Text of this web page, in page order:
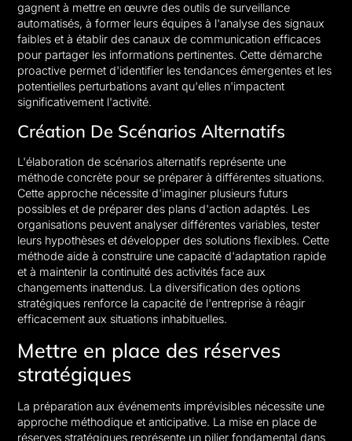
gagnent à mettre en œuvre des outils de surveillance
automatisés, à former leurs équipes à l'analyse des signaux
faibles et à établir des canaux de communication efficaces
pour partager les informations pertinentes. Cette démarche
proactive permet d'identifier les tendances émergentes et les
potentielles perturbations avant qu'elles n'impactent
significativement l'activité.
Création De Scénarios Alternatifs
L'élaboration de scénarios alternatifs représente une
méthode concrète pour se préparer à différentes situations.
Cette approche nécessite d'imaginer plusieurs futurs
possibles et de préparer des plans d'action adaptés. Les
organisations peuvent analyser différentes variables, tester
leurs hypothèses et développer des solutions flexibles. Cette
méthode aide à construire une capacité d'adaptation rapide
et à maintenir la continuité des activités face aux
changements inattendus. La diversification des options
stratégiques renforce la capacité de l'entreprise à réagir
efficacement aux situations inhabituelles.
Mettre en place des réserves
stratégiques
La préparation aux événements imprévisibles nécessite une
approche méthodique et anticipative. La mise en place de
réserves stratégiques représente un pilier fondamental dans